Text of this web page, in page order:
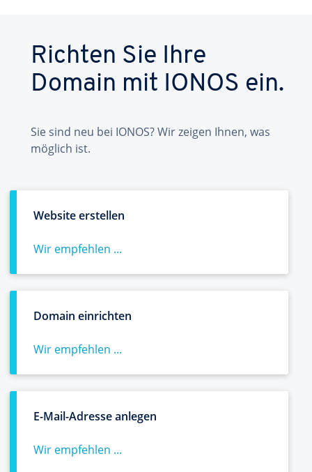
Richten Sie Ihre
Domain mit IONOS ein.
Sie sind neu bei IONOS? Wir zeigen Ihnen, was
möglich ist.
Website erstellen
Wir empfehlen ...
Domain einrichten
Wir empfehlen ...
E-Mail-Adresse anlegen
Wir empfehlen ...